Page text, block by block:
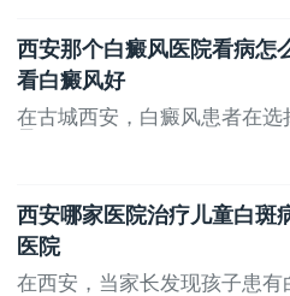
西安那个白癜风医院看病怎
看白癜风好
在古城西安，白癜风患者在
西安哪家医院治疗儿童白斑
医院
在西安，当家长发现孩子患